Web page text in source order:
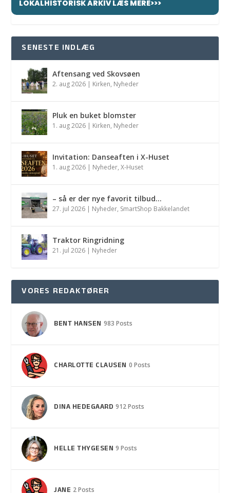
LOKALHISTORISK ARKIV LÆS MERE>>>
SENESTE INDLÆG
Aftensang ved Skovsøen
2. aug 2026 | Kirken, Nyheder
Pluk en buket blomster
1. aug 2026 | Kirken, Nyheder
Invitation: Danseaften i X-Huset
1. aug 2026 | Nyheder,X-Huset
– så er der nye favorit tilbud…
27. jul 2026 | Nyheder, SmartShop Bakkelandet
Traktor Ringridning
21. jul 2026 | Nyheder
VORES REDAKTØRER
BENT HANSEN 983 Posts
CHARLOTTE CLAUSEN 0 Posts
DINA HEDEGAARD 912 Posts
HELLE THYGESEN 9 Posts
2 Posts